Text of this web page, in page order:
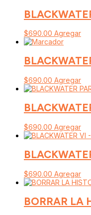
$690.00 Agregar
$690.00 Agregar
$690.00 Agregar
$690.00 Agregar
BORRAR LA